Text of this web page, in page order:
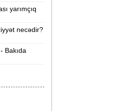
-Şübhəli
olan
dəyişdi -
yarımçıq
necədir?
Bakıda